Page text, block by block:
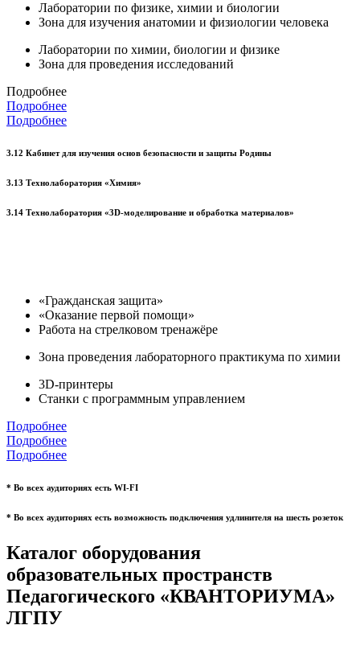
Лаборатории по физике, химии и биологии
Зона для изучения анатомии и физиологии человека
Лаборатории по химии, биологии и физике
Зона для проведения исследований
Подробнее
Подробнее
Подробнее
3.12 Кабинет для изучения основ безопасности и защиты Родины
3.13 Технолаборатория «Химия»
3.14 Технолаборатория «3D-моделирование и обработка материалов»
«Гражданская защита»
«Оказание первой помощи»
Работа на стрелковом тренажёре
Зона проведения лабораторного практикума по химии
3D-принтеры
Станки с программным управлением
Подробнее
Подробнее
Подробнее
* Во всех аудиториях есть WI-FI
* Во всех аудиториях есть возможность подключения удлинителя на шесть розеток
Каталог оборудования
образовательных пространств
Педагогического «КВАНТОРИУМА»
ЛГПУ